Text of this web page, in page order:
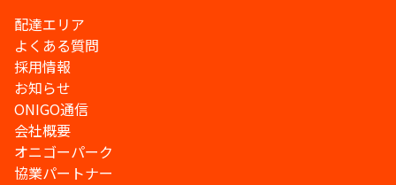
配達エリア
よくある質問
採用情報
お知らせ
ONIGO通信
会社概要
オニゴーパーク
協業パートナー